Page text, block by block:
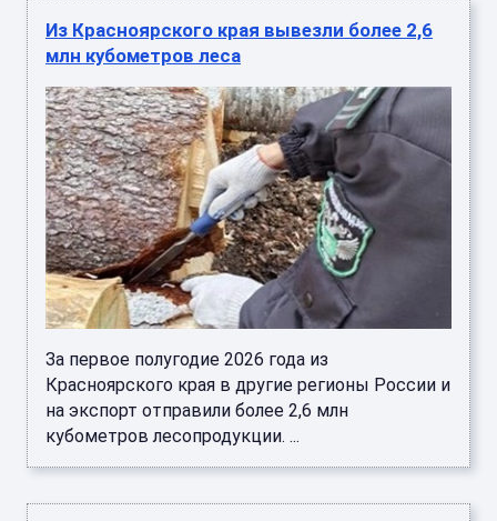
Из Красноярского края вывезли более 2,6
млн кубометров леса
За первое полугодие 2026 года из
Красноярского края в другие регионы России и
на экспорт отправили более 2,6 млн
кубометров лесопродукции. ...